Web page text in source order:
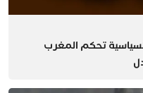
السياسية تحكم المغرب